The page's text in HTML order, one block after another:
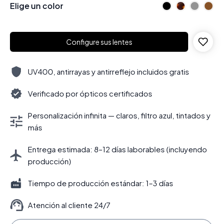
Elige un color
Configure sus lentes
UV400, antirrayas y antirreflejo incluidos gratis
Verificado por ópticos certificados
Personalización infinita — claros, filtro azul, tintados y
más
Entrega estimada: 8–12 días laborables (incluyendo
producción)
Tiempo de producción estándar: 1–3 días
Atención al cliente 24/7